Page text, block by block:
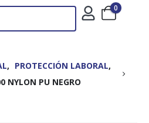
0
, PROTECCIÓN LABORAL,
NYLON PU NEGRO